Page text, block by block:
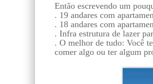
Então escrevendo um
. 19 andares com
. 18 andares com
. Infra estrutura de lazer
. O melhor de tudo: Você
comer algo ou ter algum